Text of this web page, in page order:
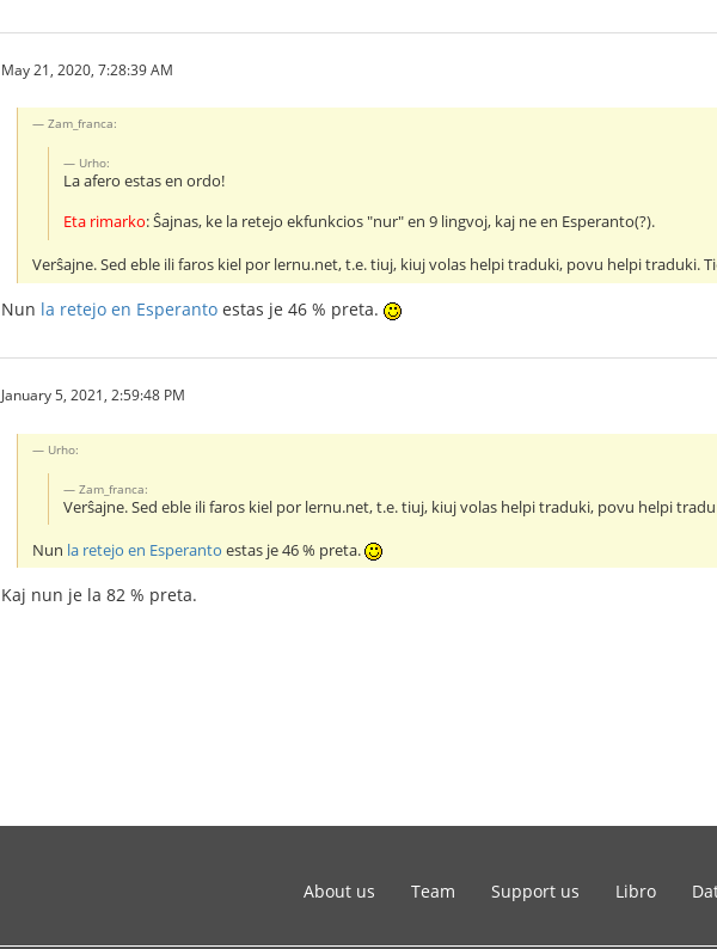
May 21, 2020, 7:28:39 AM
Zam_franca:
Urho:
La afero estas en ordo!
Eta rimarko: Ŝajnas, ke la retejo ekfunkcios "nur" en 9 lingvoj, kaj ne en Esperanto(?).
Verŝajne. Sed eble ili faros kiel por lernu.net, t.e. tiuj, kiuj volas helpi traduki, povu helpi traduki.
Nun la retejo en Esperanto estas je 46 % preta.
January 5, 2021, 2:59:48 PM
Urho:
Zam_franca:
Verŝajne. Sed eble ili faros kiel por lernu.net, t.e. tiuj, kiuj volas helpi traduki, povu helpi
Nun la retejo en Esperanto estas je 46 % preta.
Kaj nun je la 82 % preta.
About us Team Support us Libro